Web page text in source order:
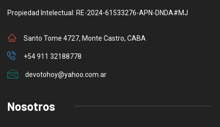
Propiedad Intelectual: RE-2024-61533276-APN-DNDA#MJ
Santo Tome 4727, Monte Castro, CABA
+54 911 32188778
devotohoy@yahoo.com.ar
Nosotros